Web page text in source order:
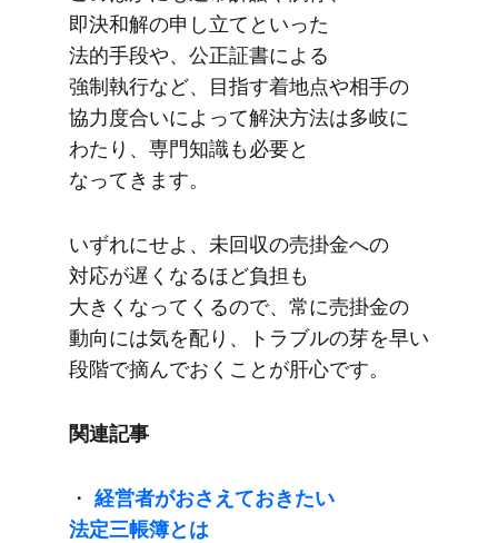
即決和解の​申し立てと​いった​
法的手段や、​公正証書に​よる​
強制執行など、​目指す着地点や​相手の​
協力度合いに​よって​解決方​法は​多岐に​
わたり、​専門知識も​必要と​
なってきます。
いずれに​せよ、​未回収の​売掛金への​
対応が​遅くなる​ほど​負担も​
大きくなってくるので、​常に​売掛金の​
動向には​気を​配り、​トラブルの​芽を​早い​
段階で​摘んで​おくことが​肝心です。
関連記事
・ 経営者が​おさえて​おきたい​
法定三帳簿とは